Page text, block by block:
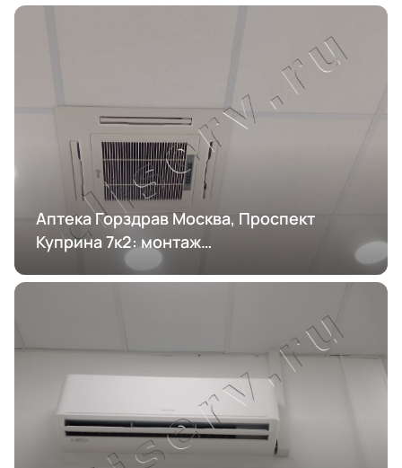
Аптека Горздрав Москва, Проспект
Куприна 7к2: монтаж
кондиционирования